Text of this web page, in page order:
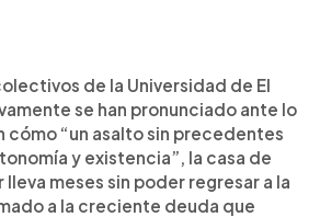
artículo
de la Universidad de El
se han pronunciado ante lo
cómo “un asalto sin precedentes
y existencia”, la casa de
meses sin poder regresar a la
a la creciente deuda que